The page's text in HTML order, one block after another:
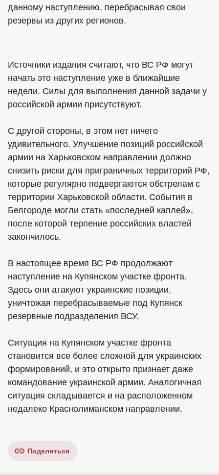
данному наступлению, перебрасывая свои
резервы из других регионов.
Источники издания считают, что ВС РФ могут
начать это наступление уже в ближайшие
недели. Силы для выполнения данной задачи у
российской армии присутствуют.
С другой стороны, в этом нет ничего
удивительного. Улучшение позиций российской
армии на Харьковском направлении должно
снизить риски для приграничных территорий РФ,
которые регулярно подвергаются обстрелам с
территории Харьковской области. События в
Белгороде могли стать «последней каплей»,
после которой терпение российских властей
закончилось.
В настоящее время ВС РФ продолжают
наступление на Купянском участке фронта.
Здесь они атакуют украинские позиции,
уничтожая перебрасываемые под Купянск
резервные подразделения ВСУ.
Ситуация на Купянском участке фронта
становится все более сложной для украинских
формирований, и это открыто признает даже
командование украинской армии. Аналогичная
ситуация складывается и на расположенном
недалеко Краснолиманском направлении.
Поделиться